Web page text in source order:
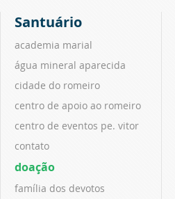
Santuário
academia marial
água mineral aparecida
cidade do romeiro
centro de apoio ao romeiro
centro de eventos pe. vitor
contato
doação
família dos devotos